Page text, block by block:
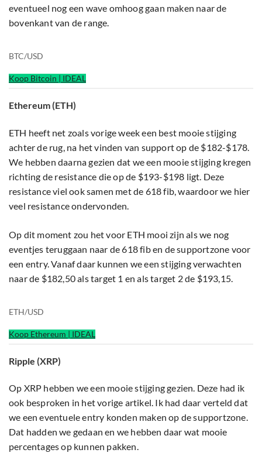
eventueel nog een wave omhoog gaan maken naar de
bovenkant van de range.
BTC/USD
Koop Bitcoin | IDEAL
Ethereum (ETH)
ETH heeft net zoals vorige week een best mooie stijging
achter de rug, na het vinden van support op de $182-$178.
We hebben daarna gezien dat we een mooie stijging kregen
richting de resistance die op de $193-$198 ligt. Deze
resistance viel ook samen met de 618 fib, waardoor we hier
veel resistance ondervonden.
Op dit moment zou het voor ETH mooi zijn als we nog
eventjes teruggaan naar de 618 fib en de supportzone voor
een entry. Vanaf daar kunnen we een stijging verwachten
naar de $182,50 als target 1 en als target 2 de $193,15.
ETH/USD
Koop Ethereum | IDEAL
Ripple (XRP)
Op XRP hebben we een mooie stijging gezien. Deze had ik
ook besproken in het vorige artikel. Ik had daar verteld dat
we een eventuele entry konden maken op de supportzone.
Dat hadden we gedaan en we hebben daar wat mooie
percentages op kunnen pakken.